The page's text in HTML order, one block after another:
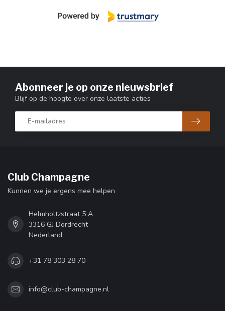
Abonneer je op onze nieuwsbrief
Blijf op de hoogte over onze laatste acties
Club Champagne
Kunnen we je ergens mee helpen
Helmholtzstraat 5 A
3316 GJ Dordrecht
Nederland
+31 78 303 28 70
info@club-champagne.nl